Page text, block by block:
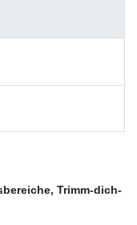
Trimm-dich-